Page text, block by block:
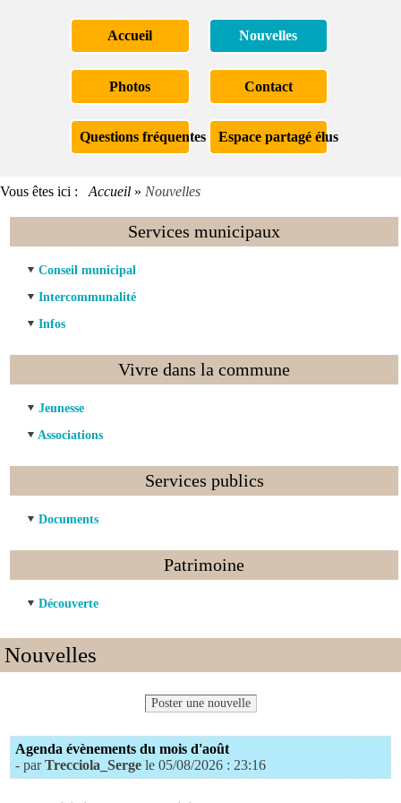
Accueil Nouvelles
Photos Contact
Questions fréquentes Espace partagé élus
Vous êtes ici : Accueil » Nouvelles
Services municipaux
Conseil municipal
Intercommunalité
Infos
Vivre dans la commune
Jeunesse
Associations
Services publics
Documents
Patrimoine
Découverte
Nouvelles
Poster une nouvelle
Agenda évènements du mois d'août
- parTrecciola_Serge le 05/08/2026 : 23:16